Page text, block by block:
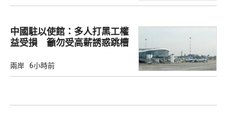
中國駐以使館：多人打黑工權
益受損 籲勿受高薪誘惑跳槽
兩岸 6小時前